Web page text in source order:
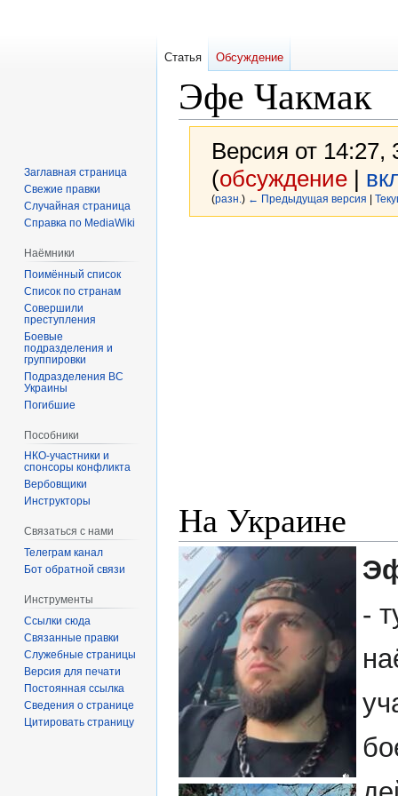
Эфе Чакмак
Версия от
(обсуждение|
(разн. ) ← Предыдущая версия
На Украине
-
Статья Обсуждение
Заглавная страница
Свежие правки
Случайная страница
Справка по MediaWiki
Наёмники
Поимённый список
Список по странам
Совершили
преступления
Боевые
подразделения и
группировки
Подразделения ВС
Украины
Погибшие
Пособники
спонсоры конфликта
‏‎Вербовщики
Инструкторы
Связаться с нами
Телеграм канал
Бот обратной связи
Инструменты
Ссылки сюда
Связанные правки
Служебные страницы
Версия для печати
Постоянная ссылка
Сведения о странице
Цитировать страницу